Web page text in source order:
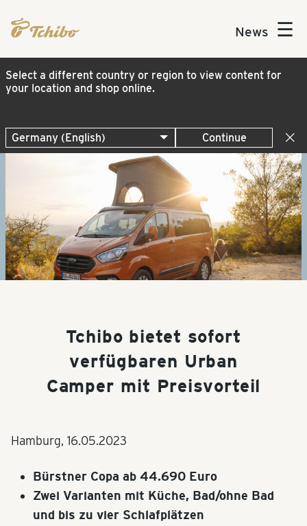
News ☰
Select a different country or region to view content for
your location and shop online.
Continue
Tchibo bietet sofort
verfügbaren Urban
Camper mit Preisvorteil
Hamburg, 16.05.2023
Bürstner Copa ab 44.690 Euro
Zwei Varianten mit Küche, Bad/ohne Bad
und bis zu vier Schlafplätzen